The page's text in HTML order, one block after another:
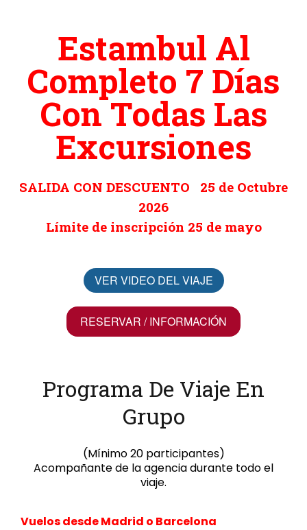
Estambul Al
Completo 7 Días
Con Todas Las
Excursiones
SALIDA CON DESCUENTO 25 de Octubre
2026
Límite de inscripción 25 de mayo
VER VIDEO DEL VIAJE
RESERVAR / INFORMACIÓN
Programa De Viaje En
Grupo
(Mínimo 20 participantes)
Acompañante de la agencia durante todo el
viaje.
Vuelos desde Madrid o Barcelona